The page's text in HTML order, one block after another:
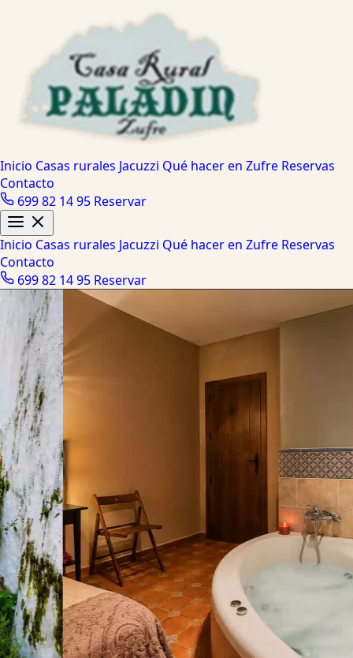
Inicio Casas rurales Jacuzzi Qué hacer en Zufre Reservas
Contacto
699 82 14 95 Reservar
Inicio Casas rurales Jacuzzi Qué hacer en Zufre Reservas
Contacto
699 82 14 95 Reservar